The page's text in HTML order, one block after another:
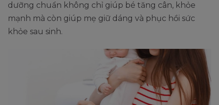
dưỡng chuẩn không chỉ giúp bé tăng cân, khỏe
mạnh mà còn giúp mẹ giữ dáng và phục hồi sức
khỏe sau sinh.